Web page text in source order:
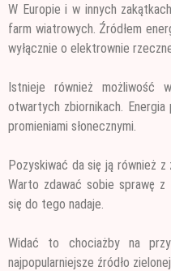
W Europie i w innych
farm wiatrowych. Źródłem
wyłącznie o elektrownie
Istnieje również możliwość
otwartych zbiornikach.
promieniami słonecznymi.
Pozyskiwać da się ją również z
Warto zdawać sobie sprawę
się do tego nadaje.
Widać to chociażby na
najpopularniejsze źródło